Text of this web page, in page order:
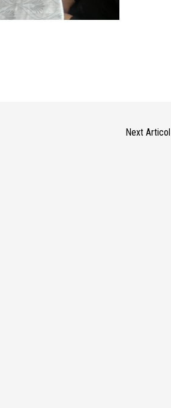
Next Articol